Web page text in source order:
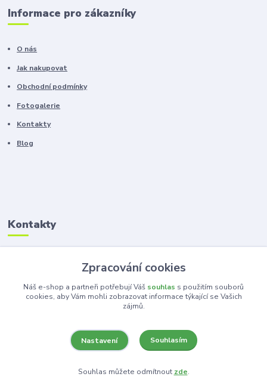
Informace pro zákazníky
O nás
Jak nakupovat
Obchodní podmínky
Fotogalerie
Kontakty
Blog
Kontakty
Zákaznická podpora
+420 603 100 966
(Po-Pá, 8-16 hod.)
Vytvořeno na Eshop-rychle.cz
Zpracování cookies
Náš e-shop a partneři potřebují Váš souhlas s použitím souborů
cookies, aby Vám mohli zobrazovat informace týkající se Vašich
zájmů.
Nastavení Souhlasím
Souhlas můžete odmítnout zde.